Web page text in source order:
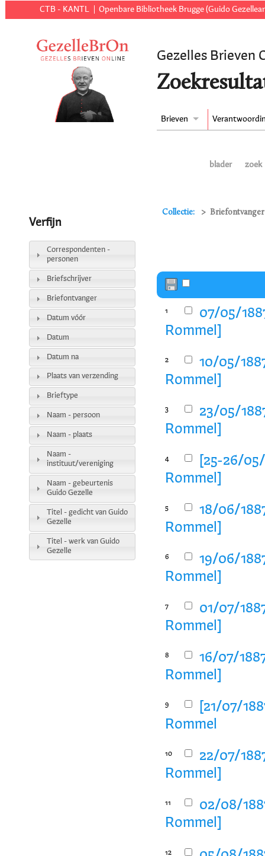
CTB - KANTL Openbare Bibliotheek Brugge (Guido
Gezelles Brieven
Brieven
blader zoek
Collectie:
1
07/05/
Rommel]
2
10/05/
Rommel]
3
23/05/
Rommel]
4
[25-26/
Rommel]
5
18/06/
Rommel]
6
19/06/
Rommel]
7
01/07/
Rommel]
8
16/07/
Rommel]
9
[21/07/
Rommel
10
22/07/
Rommel]
11
02/08/
Rommel]
12
Verfijn
Correspondenten -
personen
Briefschrijver
Briefontvanger
Datum vóór
Datum
Datum na
Plaats van verzending
Brieftype
Naam - persoon
Naam - plaats
Naam -
instituut/vereniging
Naam - gebeurtenis
Guido Gezelle
Titel - gedicht van Guido
Gezelle
Titel - werk van Guido
Gezelle